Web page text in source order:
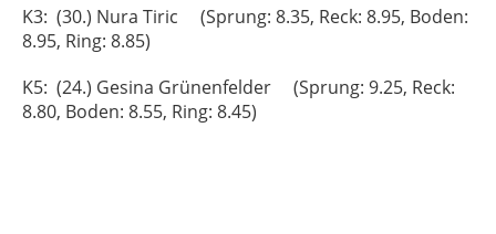
K3: (30.) Nura Tiric (Sprung: 8.35, Reck: 8.95, Boden:
8.95, Ring: 8.85)
K5: (24.) Gesina Grünenfelder (Sprung: 9.25, Reck:
8.80, Boden: 8.55, Ring: 8.45)